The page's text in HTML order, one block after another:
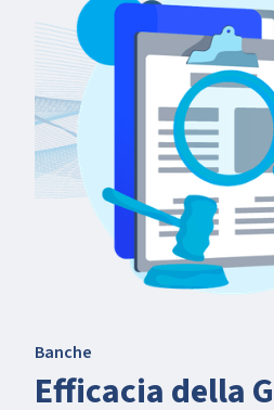
Banche
Efficacia della